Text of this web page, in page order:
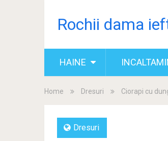
Rochii dama
HAINE
Home Dresuri Ciorapi cu
Dresuri